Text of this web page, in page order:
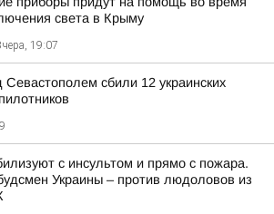
света в Крыму
19:07
Севастополем сбили 12 украинских
с инсультом и прямо с пожара.
Украины – против людоловов из